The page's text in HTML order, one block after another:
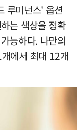
루미넌스' 옵션
는 색상을 정확
능하다. 나만의
에서 최대 12개